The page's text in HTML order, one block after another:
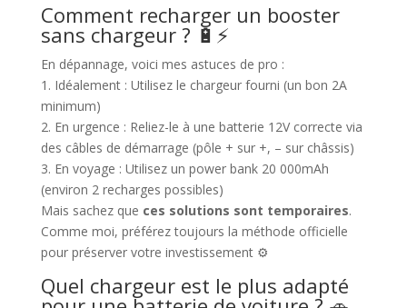
Comment recharger un booster
sans chargeur ? 🔋⚡
En dépannage, voici mes astuces de pro :
1. Idéalement : Utilisez le chargeur fourni (un bon 2A
minimum)
2. En urgence : Reliez-le à une batterie 12V correcte via
des câbles de démarrage (pôle + sur +, – sur châssis)
3. En voyage : Utilisez un power bank 20 000mAh
(environ 2 recharges possibles)
Mais sachez que ces solutions sont temporaires.
Comme moi, préférez toujours la méthode officielle
pour préserver votre investissement ⚙️
Quel chargeur est le plus adapté